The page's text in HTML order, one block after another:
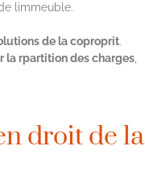
limmeuble.
de la coproprit.
la rpartition des charges
droit de la